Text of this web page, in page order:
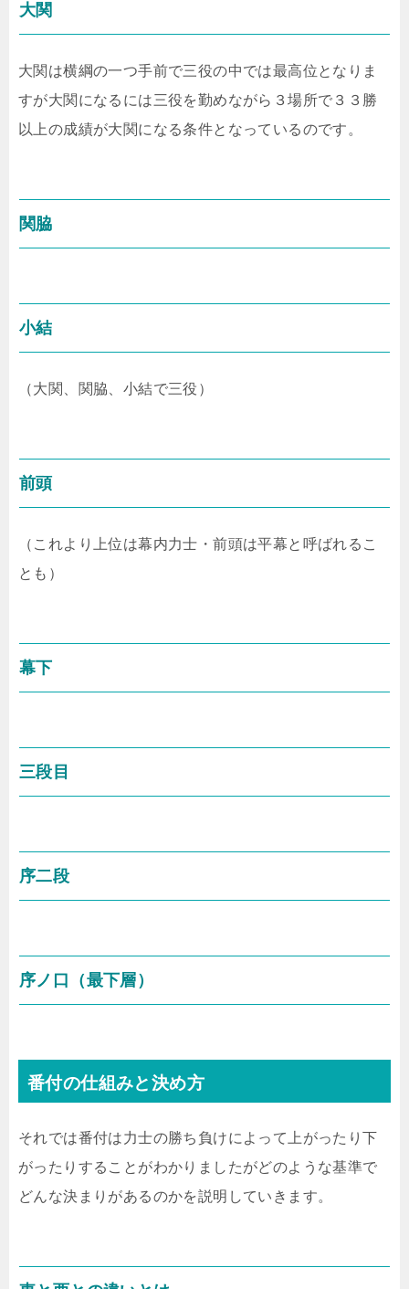
大関
大関は横綱の一つ手前で三役の中では最高位となりま
すが大関になるには三役を勤めながら３場所で３３勝
以上の成績が大関になる条件となっているのです。
関脇
小結
（大関、関脇、小結で三役）
前頭
（これより上位は幕内力士・前頭は平幕と呼ばれるこ
とも）
幕下
三段目
序二段
序ノ口（最下層）
番付の仕組みと決め方
それでは番付は力士の勝ち負けによって上がったり下
がったりすることがわかりましたがどのような基準で
どんな決まりがあるのかを説明していきます。